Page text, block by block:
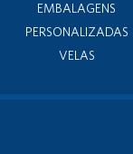
EMBALAGENS
PERSONALIZADAS
VELAS